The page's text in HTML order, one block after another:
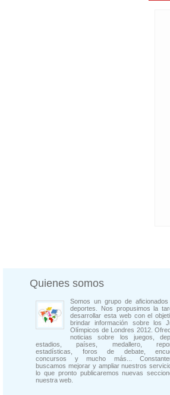
Quienes somos
Somos un grupo de
deportes. Nos propusimos la
desarrollar esta web con el
brindar información sobre los
Olímpicos de Londres 2012.
noticias sobre los juegos,
estadios, países, medallero,
estadísticas, foros de debate,
concursos y mucho más...
buscamos mejorar y ampliar nuestros
lo que pronto publicaremos nuevas
nuestra web.